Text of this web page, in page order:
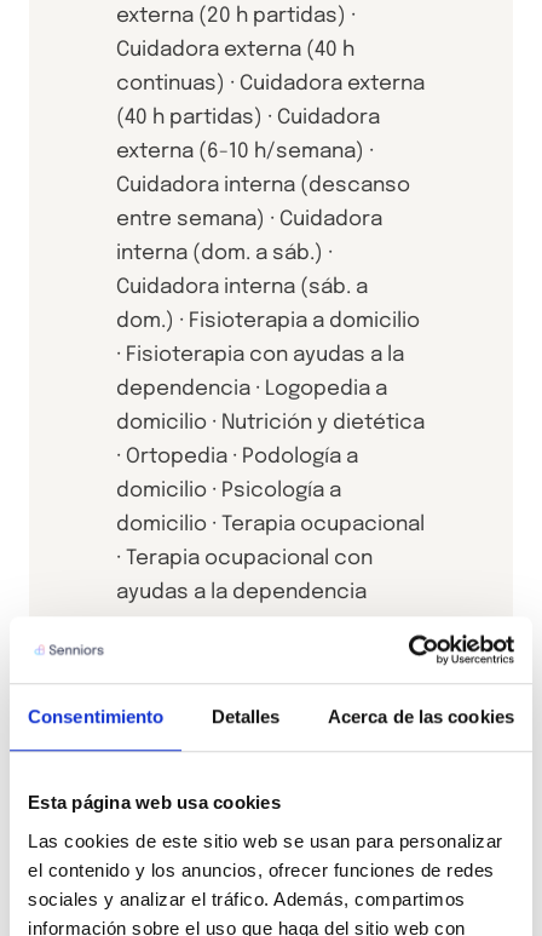
Consentimiento Detalles Acerca de las cookies
Esta página web usa cookies
Las cookies de este sitio web se usan para personalizar
el contenido y los anuncios, ofrecer funciones de redes
sociales y analizar el tráfico. Además, compartimos
información sobre el uso que haga del sitio web con
externa (20 h partidas) ·
Cuidadora externa (40 h
continuas) · Cuidadora externa
(40 h partidas) · Cuidadora
externa (6-10 h/semana) ·
Cuidadora interna (descanso
entre semana) · Cuidadora
interna (dom. a sáb.) ·
Cuidadora interna (sáb. a
dom.) · Fisioterapia a domicilio
· Fisioterapia con ayudas a la
dependencia · Logopedia a
domicilio · Nutrición y dietética
· Ortopedia · Podología a
domicilio · Psicología a
domicilio · Terapia ocupacional
· Terapia ocupacional con
ayudas a la dependencia